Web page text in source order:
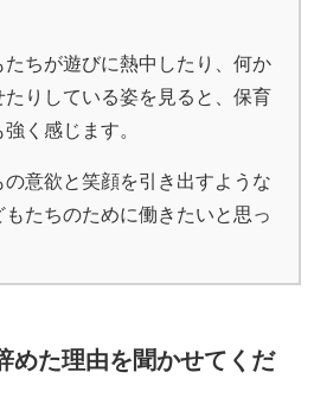
ちが遊びに熱中したり、何か
りしている姿を見ると、保育
く感じます。
意欲と笑顔を引き出すような
たちのために働きたいと思っ
めた理由を聞かせてくだ